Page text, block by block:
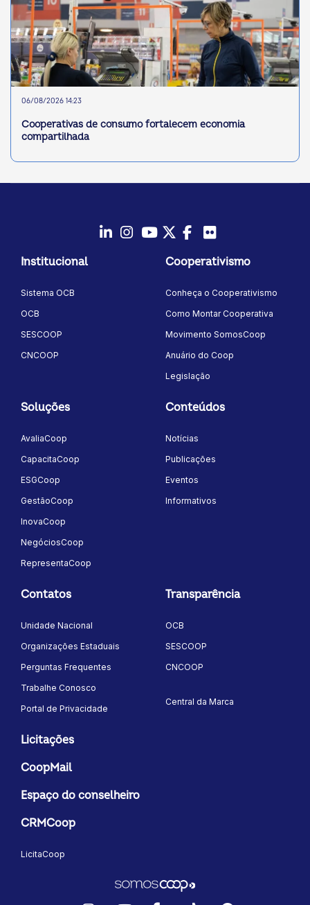
06/08/2026 14:23
Cooperativas de consumo fortalecem economia
compartilhada
Instagram
YoutubeTwitter/X
Facebook
Institucional
Sistema OCB
OCB
SESCOOP
CNCOOP
Cooperativismo
Conheça o Cooperativismo
Como Montar Cooperativa
Movimento SomosCoop
Anuário do Coop
Legislação
Soluções
AvaliaCoop
CapacitaCoop
ESGCoop
GestãoCoop
InovaCoop
NegóciosCoop
RepresentaCoop
Conteúdos
Notícias
Publicações
Eventos
Informativos
Contatos
Unidade Nacional
Organizações Estaduais
Perguntas Frequentes
Trabalhe Conosco
Portal de Privacidade
Transparência
OCB
SESCOOP
CNCOOP
Central da Marca
Licitações
CoopMail
Espaço do conselheiro
CRMCoop
LicitaCoop